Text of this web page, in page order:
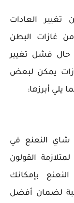
العادات
غازات البطن
حال فشل تغيير
يمكن لبعض
يلي أبرزها:
شاي النعنع في
القولون
بإمكانك
لضمان أفضل